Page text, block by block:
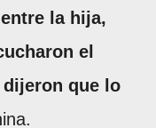
la hija,
el
que lo